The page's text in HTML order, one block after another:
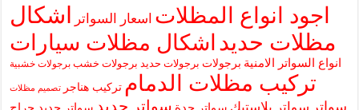
اجود انواع المظلات اسعار السواتر
اشكال
مظلات حديد اشكال مظلات سيارات
انواع السواتر الامنية برجولات برجولات حديد برجولات خشب برجولات خشبية
تركيب مظلات الدمام تركيب هناجر تصميم مظلات
سواتر حديد